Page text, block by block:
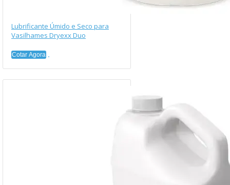
Lubrificante Úmido e Seco para
Vasilhames Dryexx Duo
Cotar Agora